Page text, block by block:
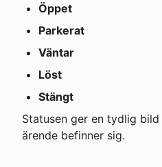
Öppet
Parkerat
Väntar
Löst
Stängt
Statusen ger en tydlig
ärende befinner sig.